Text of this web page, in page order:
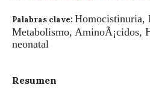
Palabras clave: Homocistinuria,
Metabolismo, AminoÃ¡cidos,
neonatal
Resumen